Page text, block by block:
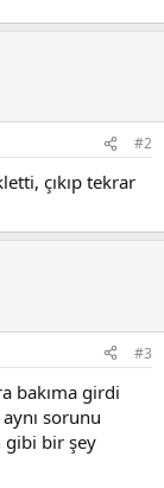
#2
çıkıp tekrar
#3
bakıma girdi
sorunu
gibi bir şey